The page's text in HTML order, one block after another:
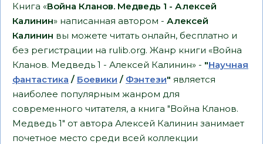
Книга «Война Кланов. Медведь 1 - Алексей
Калинин» написанная автором - Алексей
Калинин вы можете читать онлайн, бесплатно и
без регистрации на rulib.org. Жанр книги «Война
Кланов. Медведь 1 - Алексей Калинин» - "Научная
фантастика / Боевики / Фэнтези" является
наиболее популярным жанром для
современного читателя, а книга "Война Кланов.
Медведь 1" от автора Алексей Калинин занимает
почетное место среди всей коллекции